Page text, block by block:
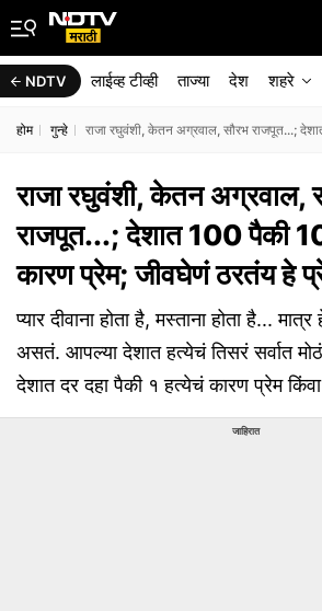
NDTV लाईव्ह टीव्ही ताज्या देश शहरे
होम गुन्हे राजा रघुवंशी, केतन अग्रवाल, सौरभ राजपूत...;
राजा रघुवंशी, केतन अग्रवाल,
राजपूत...; देशात 100 पैकी
कारण प्रेम; जीवघेणं ठरतंय हे
प्यार दीवाना होता है, मस्ताना होता है...
असतं. आपल्या देशात हत्येचं तिसरं सर्वात
देशात दर दहा पैकी १ हत्येचं कारण प्रेम
जाहिरात